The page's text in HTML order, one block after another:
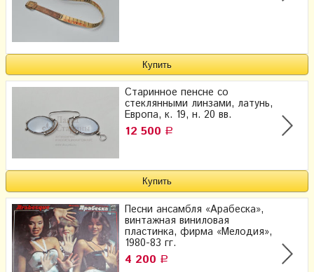
Старинное пенсне со
стеклянными линзами, латунь,
Европа, к. 19, н. 20 вв.
12 500 Р
Песни ансамбля «Арабеска»,
винтажная виниловая
пластинка, фирма «Мелодия»,
1980-83 гг.
4 200 Р